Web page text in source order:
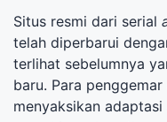
Situs resmi dari serial
telah diperbarui
terlihat sebelumnya
baru. Para penggemar
menyaksikan adaptasi